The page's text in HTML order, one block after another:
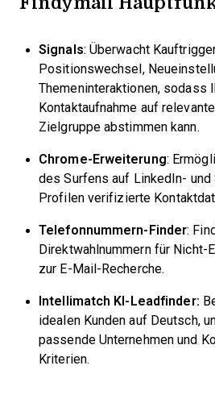
Signals: Überwacht
Positionswechsel,
Themeninteraktionen, sodass
Kontaktaufnahme auf
Zielgruppe abstimmen kann.
Chrome-Erweiterung:
des Surfens auf LinkedIn- und
Profilen verifizierte
Telefonnummern-Finder:
Direktwahlnummern für Nicht-
zur E-Mail-Recherche.
Intellimatch KI-Leadfinder:
idealen Kunden auf Deutsch,
passende Unternehmen und
Kriterien.